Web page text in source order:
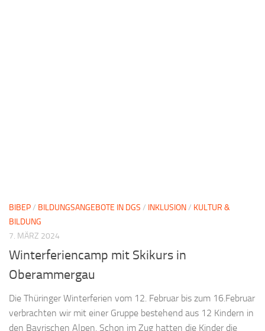
BIBEP/ BILDUNGSANGEBOTE IN DGS / INKLUSION/ KULTUR &
BILDUNG
7. MÄRZ 2024
Winterferiencamp mit Skikurs in
Oberammergau
Die Thüringer Winterferien vom 12. Februar bis zum 16.Februar
verbrachten wir mit einer Gruppe bestehend aus 12 Kindern in
den Bayrischen Alpen. Schon im Zug hatten die Kinder die